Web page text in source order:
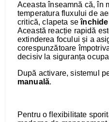
Aceasta înseamnă că, în
temperatura fluxului de
critică, clapeta se
Această reacție rapidă
extinderea focului și a
corespunzătoare
decisiv la siguranța
După activare, sistemul
manuală.
Pentru o flexibilitate